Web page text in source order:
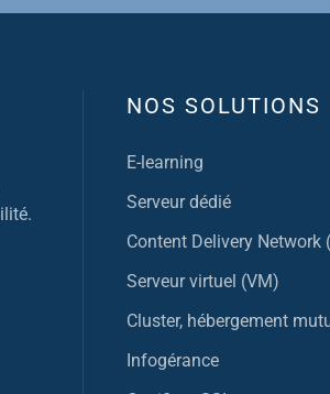
NOS SOLUTIONS
E-learning
Serveur dédié
Content Delivery Network
Serveur virtuel (VM)
Cluster, hébergement
Infogérance